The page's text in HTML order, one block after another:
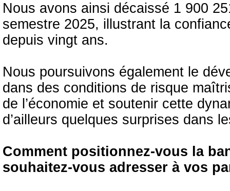
Nous avons ainsi décaissé 1 900
semestre 2025, illustrant la
depuis vingt ans.
Nous poursuivons également le
dans des conditions de risque
de l’économie et soutenir cette
d’ailleurs quelques surprises dans
Comment positionnez-vous la
souhaitez-vous adresser à vos